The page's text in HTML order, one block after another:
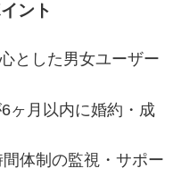
ント
とした男女ユーザー
ヶ月以内に婚約・成
体制の監視・サポー